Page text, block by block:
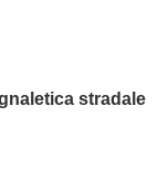
stradale